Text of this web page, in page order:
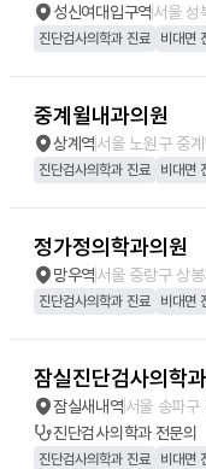
성신여대입구역서울 성
진단검사의학과 진료 비대면
중계윌내과의원
상계역서울 노원구 중
진단검사의학과 진료 비대면
정가정의학과의원
망우역서울 중랑구 상
진단검사의학과 진료 비대면
잠실진단검사의학
잠실새내역서울 송파구
진단검사의학과전문의
진단검사의학과 진료 비대면